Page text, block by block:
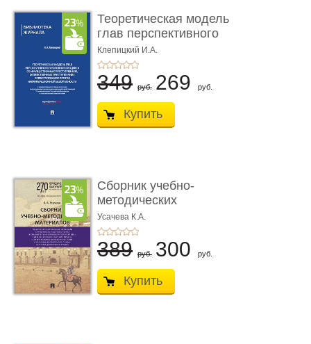
Теоретическая модель
глав перспективного
УК о ...
Клепицкий И.А.
349 руб. 269 руб.
Купить
Сборник учебно-
методических
материалов по кур ...
Усачева К.А.
389 руб. 300 руб.
Купить